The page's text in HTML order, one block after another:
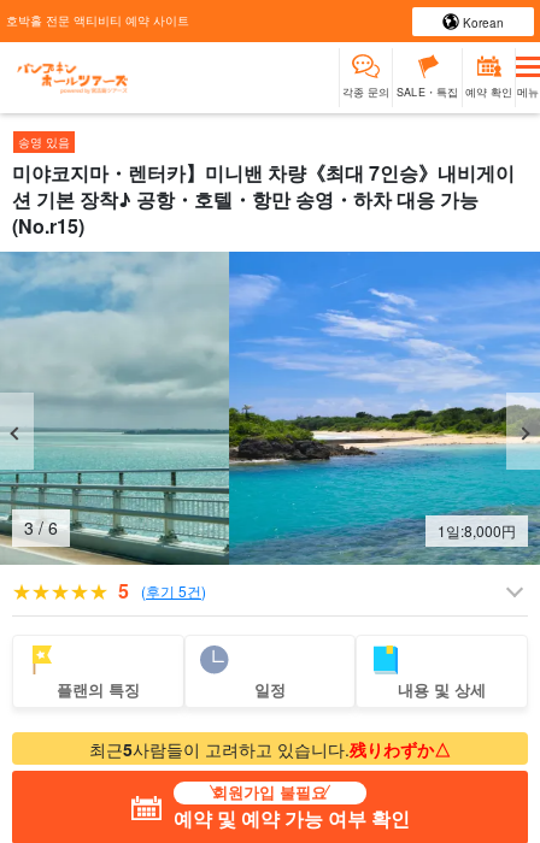
호박홀 전문 액티비티 예약 사이트 Korean
각종 문의 SALE・특집 예약 확인 메뉴
송영 있음
미야코지마・렌터카】미니밴 차량《최대 7인승》내비게이
션 기본 장착♪ 공항・호텔・항만 송영・하차 대응 가능
(No.r15)
4/ 6 1일:8,000円
5 (후기 5건)
플랜의 특징 일정 내용 및 상세
최근5사람들이 고려하고 있습니다.残りわずか△
회원가입 불필요
예약 및 예약 가능 여부 확인